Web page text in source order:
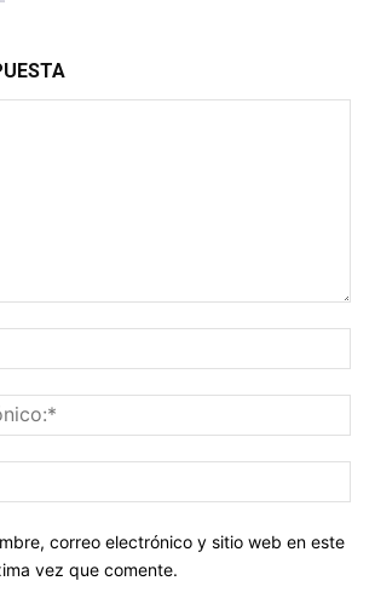
correo electrónico y sitio web en este
vez que comente.